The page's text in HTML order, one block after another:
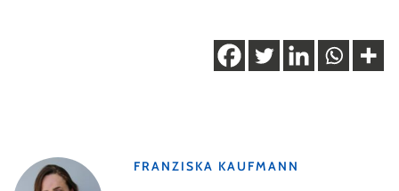
FRANZISKA KAUFMANN